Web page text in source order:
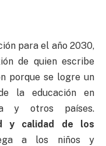
para el año 2030,
de quien escribe
porque se logre un
la educación en
y otros países.
y calidad de los
a los niños y